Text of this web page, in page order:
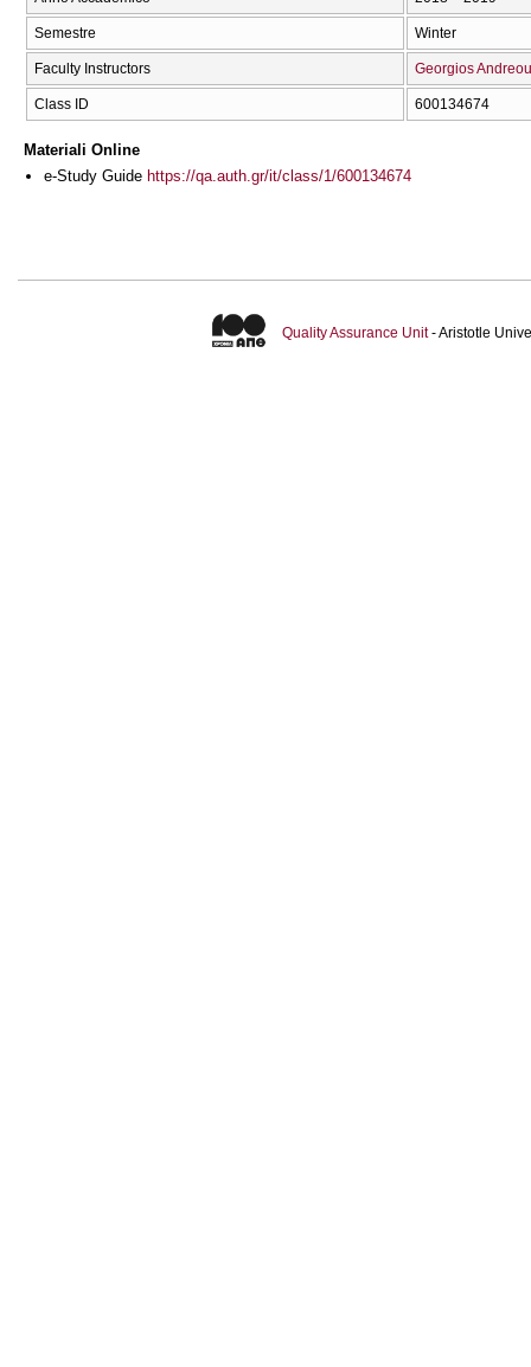
Semestre Winter
Faculty Instructors Georgios Andreou
Class ID 600134674
Materiali Online
e-Study Guide https://qa.auth.gr/it/class/1/600134674
Quality Assurance Unit- Aristotle